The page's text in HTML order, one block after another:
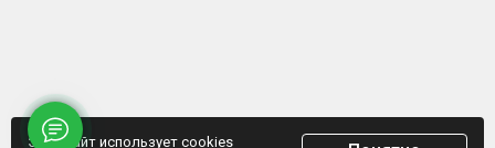
Этот сайт использует cookies